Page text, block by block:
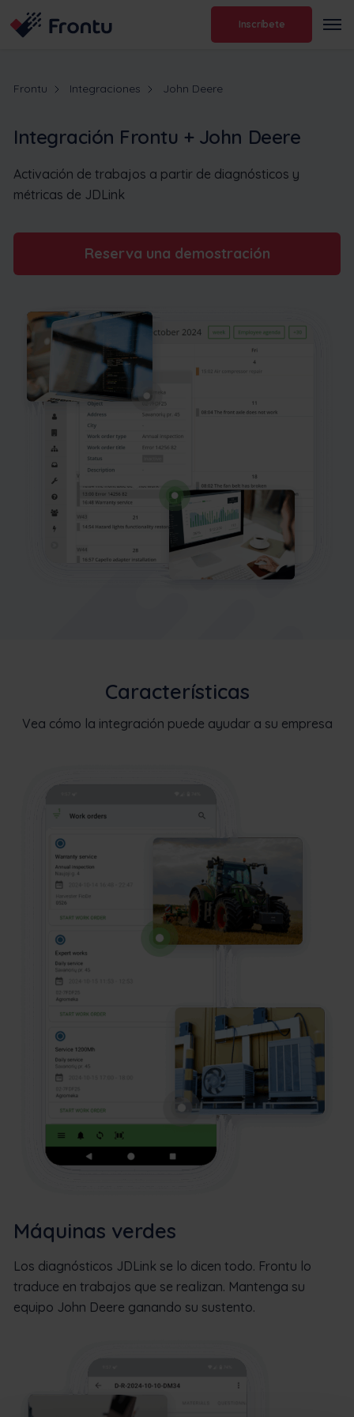
Inscríbete
Frontu Integraciones John Deere
Integración Frontu + John Deere
Activación de trabajos a partir de diagnósticos y
métricas de JDLink
Reserva una demostración
Características
Vea cómo la integración puede ayudar a su empresa
Máquinas verdes
Los diagnósticos JDLink se lo dicen todo. Frontu lo
traduce en trabajos que se realizan. Mantenga su
equipo John Deere ganando su sustento.